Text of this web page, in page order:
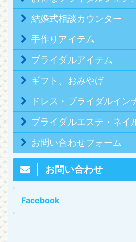
結婚式相談カウンター
手作りアイテム
ブライダルアイテム
ギフト、おみやげ
ドレス・ブライダルイン
ブライダルエステ・ネイ
お問い合わせフォーム
お問い合わせ
Facebook